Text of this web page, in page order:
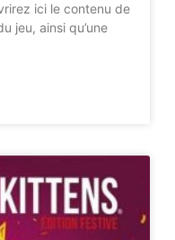
ici le contenu de
jeu, ainsi qu’une